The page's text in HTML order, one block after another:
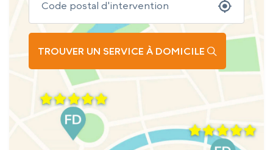
TROUVER UN SERVICE À DOMICILE